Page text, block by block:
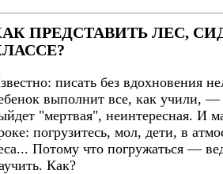
ПРЕДСТАВИТЬ ЛЕС,
писать без вдохновения
выполнит все, как учили, —
"мертвая", неинтересная. И
погрузитесь, мол, дети, в
Потому что погружаться —
Как?